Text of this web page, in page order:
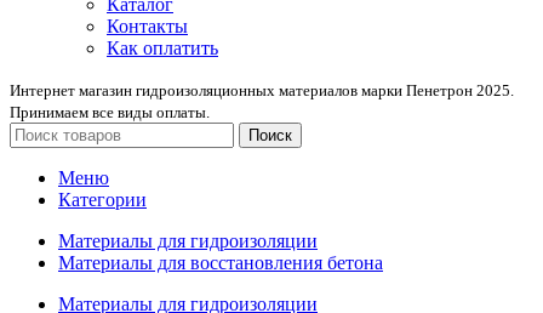
Контакты
Как оплатить
Интернет магазин гидроизоляционных материалов марки Пенетрон 2025.
Принимаем все виды оплаты.
Поиск
Меню
Категории
Материалы для гидроизоляции
Материалы для восстановления бетона
Материалы для гидроизоляции